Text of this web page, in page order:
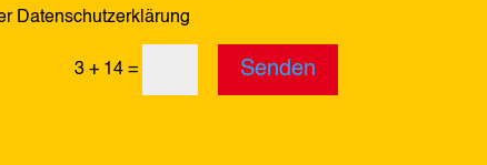
Datenschutzerklärung
3 + 14= Senden